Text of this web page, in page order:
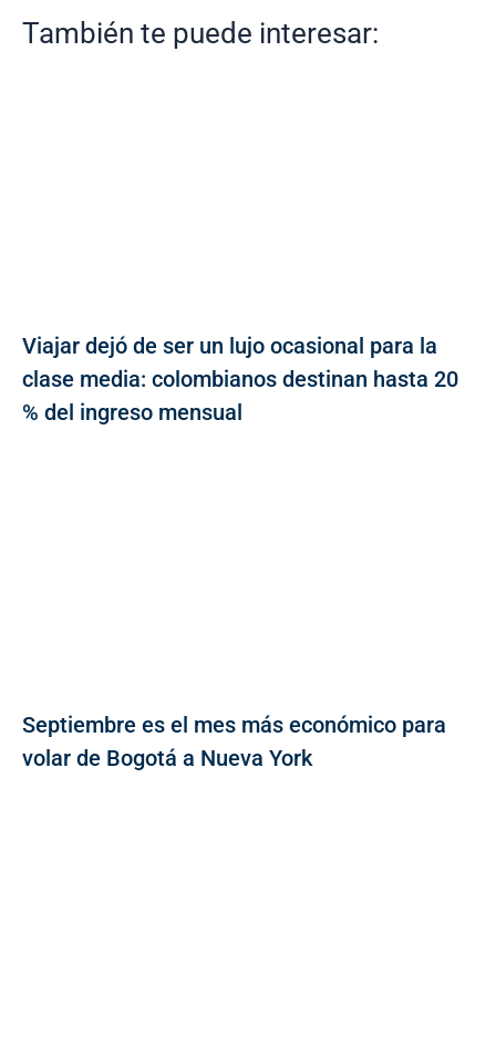
También te puede interesar:
Viajar dejó de ser un lujo ocasional para la
clase media: colombianos destinan hasta 20
% del ingreso mensual
Septiembre es el mes más económico para
volar de Bogotá a Nueva York